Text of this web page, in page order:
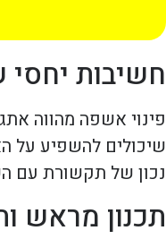
חשיבות
פינוי אשפה מהווה
שיכולים להשפיע על
נכון של תקשורת עם
תכנון מראש